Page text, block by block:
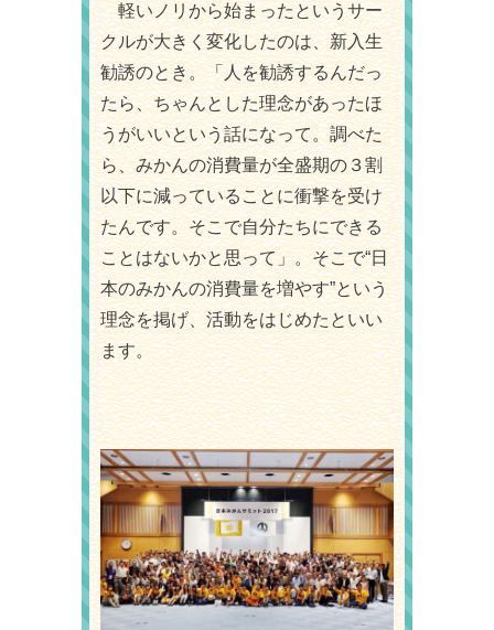
軽いノリから始まったというサー
クルが大きく変化したのは、新入生
勧誘のとき。「人を勧誘するんだっ
たら、ちゃんとした理念があったほ
うがいいという話になって。調べた
ら、みかんの消費量が全盛期の３割
以下に減っていることに衝撃を受け
たんです。そこで自分たちにできる
ことはないかと思って」。そこで“日
本のみかんの消費量を増やす”という
理念を掲げ、活動をはじめたといい
ます。